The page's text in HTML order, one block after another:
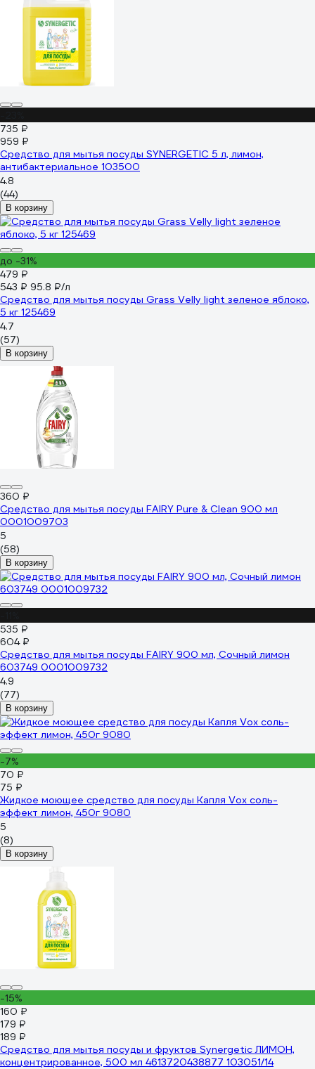
735 ₽
959 ₽
Средство для мытья посуды SYNERGETIC 5 л, лимон,
антибактериальное 103500
4.8
(44)
В корзину
до -31%
479 ₽
543 ₽ 95.8 ₽/л
Средство для мытья посуды Grass Velly light зеленое яблоко,
5 кг 125469
4.7
(57)
В корзину
360 ₽
Средство для мытья посуды FAIRY Pure & Clean 900 мл
0001009703
5
(58)
В корзину
535 ₽
604 ₽
Средство для мытья посуды FAIRY 900 мл, Сочный лимон
603749 0001009732
4.9
(77)
В корзину
-7%
70 ₽
75 ₽
Жидкое моющее средство для посуды Капля Vox соль-
эффект лимон, 450г 9080
5
(8)
В корзину
-15%
160 ₽
179 ₽
189 ₽
Средство для мытья посуды и фруктов Synergetic ЛИМОН,
концентрированное, 500 мл 4613720438877 103051/14